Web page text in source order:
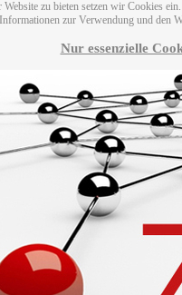
zu bieten setzen wir Cookies
zur Verwendung und den
Nur essenzielle